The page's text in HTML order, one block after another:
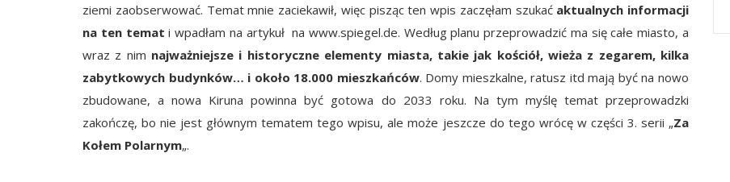
ziemi zaobserwować. Temat mnie zaciekawił, więc pisząc ten wpis zaczęłam szukać aktualnych informacji
na ten temat i wpadłam na artykuł na www.spiegel.de. Według planu przeprowadzić ma się całe miasto, a
wraz z nim najważniejsze i historyczne elementy miasta, takie jak kościół, wieża z zegarem, kilka
zabytkowych budynków… i około 18.000 mieszkańców. Domy mieszkalne, ratusz itd mają być na nowo
zbudowane, a nowa Kiruna powinna być gotowa do 2033 roku. Na tym myślę temat przeprowadzki
zakończę, bo nie jest głównym tematem tego wpisu, ale może jeszcze do tego wrócę w części 3. serii „Za
Kołem Polarnym„.